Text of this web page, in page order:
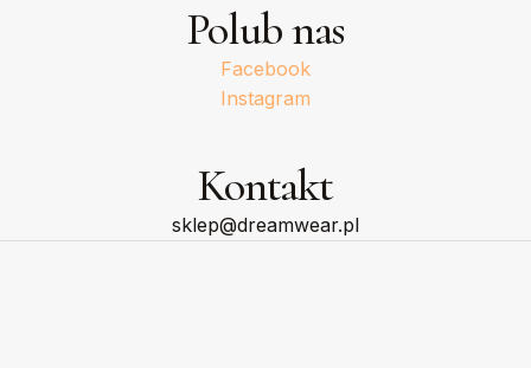
Polub nas
Facebook
Instagram
Kontakt
sklep@dreamwear.pl